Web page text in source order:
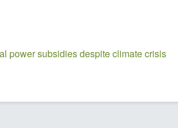
power subsidies despite climate crisis